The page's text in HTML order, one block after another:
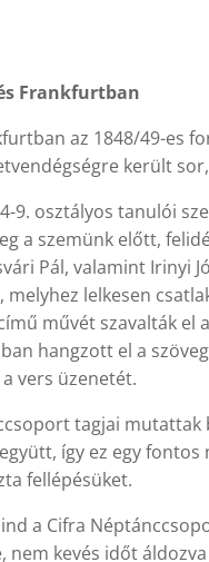
Frankfurtban
az 1848/49-es
került
9. osztályos tanulói
a szemünk előtt,
Pál, valamint Irinyi
lelkesen
művét szavalták el
hangzott el a
vers üzenetét.
tagjai
így ez egy
fellépésüket.
a Cifra
nem kevés időt